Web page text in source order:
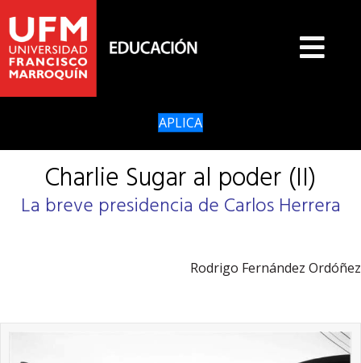
APLICA
Charlie Sugar al poder (II)
La breve presidencia de Carlos Herrera
Rodrigo Fernández Ordóñez